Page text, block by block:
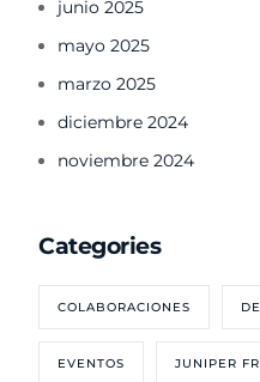
junio 2025
mayo 2025
marzo 2025
diciembre 2024
noviembre 2024
Categories
COLABORACIONES
EVENTOS JUNIPER